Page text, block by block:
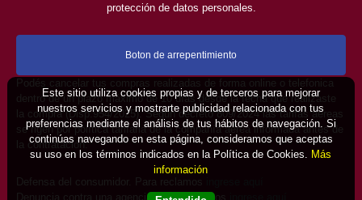
protección de datos personales.
Boton de arrepentimiento
Podés cancelar tus compras realizadas de forma online o telefonica
dentro de un plazo máximo de 10 días desde la fecha que realizaste
la compra (Disp.954/2025). Según decreto 809/2024 las tarifas aéreas
se rigen por política tarifaria de la compañía aérea informada antes de
la contratación.
Defensa del consumidor. Para reclamos
Denuncia contra una agencia. Para reclamos
Este sitio utiliza cookies propias y de terceros para mejorar
nuestros servicios y mostrarte publicidad relacionada con tus
preferencias mediante el análisis de tus hábitos de navegación. Si
continúas navegando en esta página, consideramos que aceptas
su uso en los términos indicados en la Política de Cookies. Más
información